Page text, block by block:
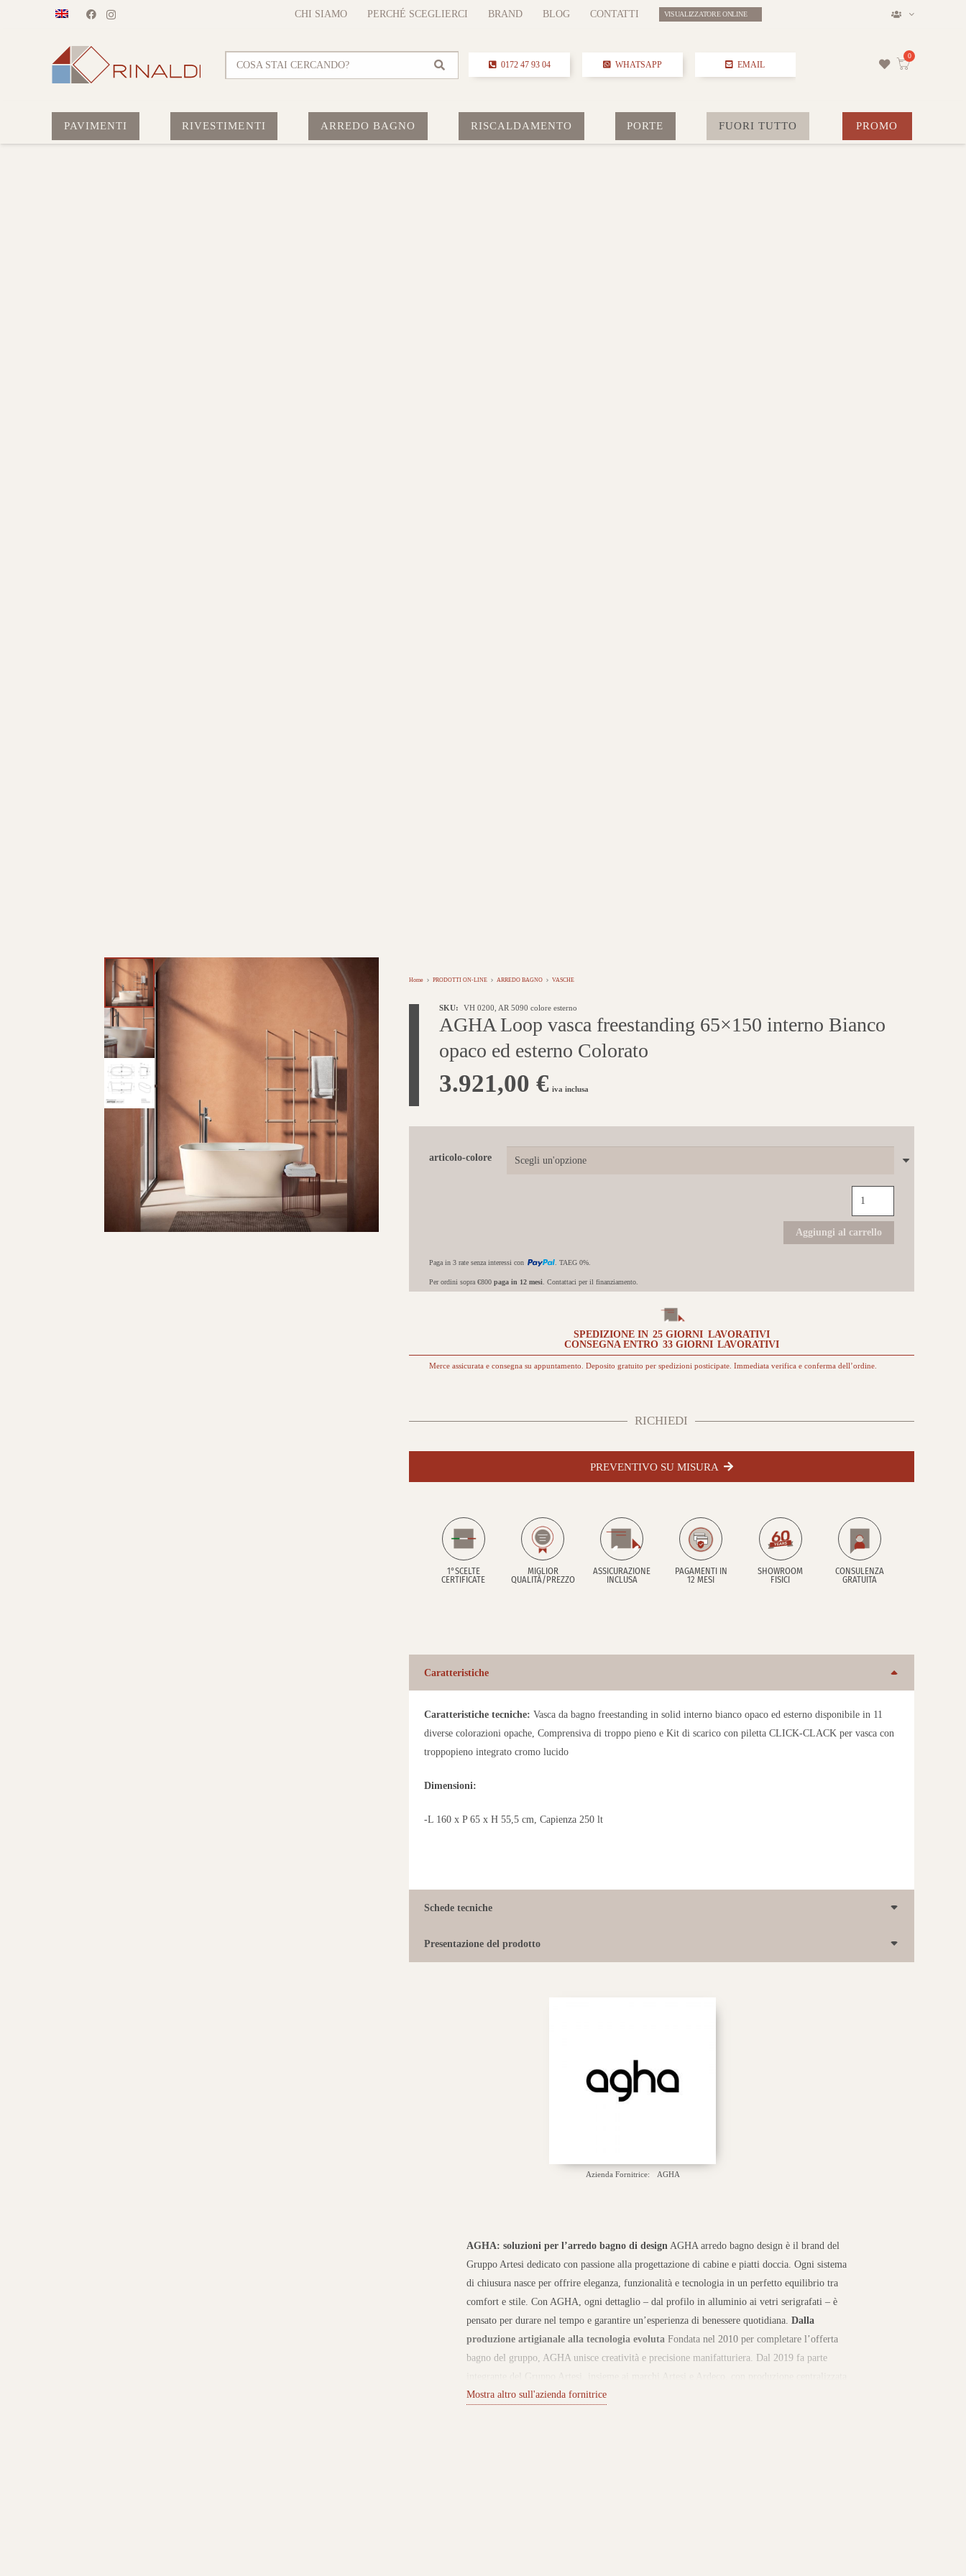
VISUALIZZATORE ONLINE
CONTATTI
BLOG
BRAND
PERCHÉ SCEGLIERCI
CHI SIAMO
COSA STAI CERCANDO? 0172 47 93 04 WHATSAPP EMAIL
PROMO
FUORI TUTTO
PORTE
RISCALDAMENTO
ARREDO BAGNO
RIVESTIMENTI
PAVIMENTI
Home PRODOTTI ON-LINE ARREDO BAGNO VASCHE
SKU: VH 0200, AR 5090 colore esterno
AGHA Loop vasca freestanding 65×150 interno Bianco
opaco ed esterno Colorato
3.921,00 € iva inclusa
articolo-colore
Loop
vasca
freestanding
65x150
ed
Aggiungi al carrello
Paga in 3 rate senza interessi con . TAEG 0%.
Per ordini sopra €800 paga in 12 mesi. Contattaci per il finanziamento.
SPEDIZIONE IN 25 GIORNI LAVORATIVI
CONSEGNA ENTRO 33 GIORNI LAVORATIVI
Merce assicurata e consegna su appuntamento. Deposito gratuito per spedizioni posticipate. Immediata verifica e conferma dell’ordine.
RICHIEDI
PREVENTIVO SU MISURA
1°SCELTE
CERTIFICATE
MIGLIOR
QUALITÀ/PREZZO
ASSICURAZIONE
INCLUSA
PAGAMENTI IN
12 MESI
SHOWROOM
FISICI
CONSULENZA
GRATUITA
Caratteristiche
Caratteristiche tecniche: Vasca da bagno freestanding in solid interno bianco opaco ed esterno disponibile in 11
diverse colorazioni opache, Comprensiva di troppo pieno e Kit di scarico con piletta CLICK-CLACK per vasca con
troppopieno integrato cromo lucido
Dimensioni:
-L 160 x P 65 x H 55,5 cm, Capienza 250 lt
CAPPUCCINO
Schede tecniche
Presentazione del prodotto
Azienda Fornitrice: AGHA
AGHA: soluzioni per l’arredo bagno di design AGHA arredo bagno design è il brand del
Gruppo Artesi dedicato con passione alla progettazione di cabine e piatti doccia. Ogni sistema
di chiusura nasce per offrire eleganza, funzionalità e tecnologia in un perfetto equilibrio tra
comfort e stile. Con AGHA, ogni dettaglio – dal profilo in alluminio ai vetri serigrafati – è
pensato per durare nel tempo e garantire un’esperienza di benessere quotidiana. Dalla
produzione artigianale alla tecnologia evoluta Fondata nel 2010 per completare l’offerta
bagno del gruppo, AGHA unisce creatività e precisione manifatturiera. Dal 2019 fa parte
nello stabilimento di Maron di Brugnera (PN). Le collezioni spaziano da box doccia ad ante
Mostra altro sull'azienda fornitrice